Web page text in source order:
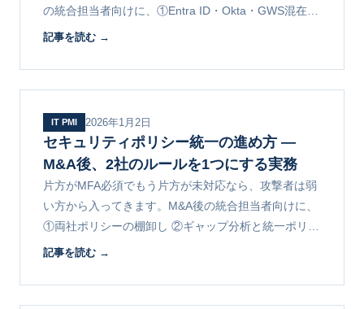
の統合担当者向けに、①Entra ID・Okta・GWS混在の
統合パターン ②設計の判断軸 ③移行時の注意点を解
記事を読む →
IT PMI 2026年1月2日
セキュリティポリシー統一の進め方 ―
M&A後、2社のルールを1つにする実務
片方がMFA必須でもう片方が未対応なら、攻撃者は弱
い方から入ってきます。M&A後の統合担当者向けに、
①両社ポリシーの棚卸し ②ギャップ分析と統一ポリシ
ーの策定 ③段階的な展開とよくある落とし穴を解説し
記事を読む →